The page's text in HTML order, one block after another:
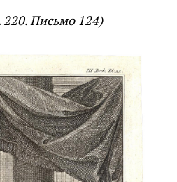
Письмо 124)